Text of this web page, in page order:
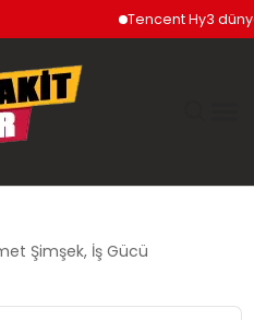
Tencent Hy3 dünya
Şimşek, İş Gücü